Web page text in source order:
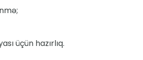
üçün hazırlıq.